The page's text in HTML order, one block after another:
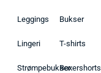
Leggings
Lingeri
Strømpebukser
Bukser
T-shirts
Boxershorts